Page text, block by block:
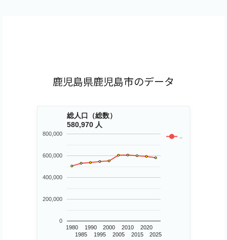
鹿児島県鹿児島市のデータ
総人口（総数）
580,970 人
..
1980
1985
1990
1995
2000
2005
2010
2015
2020
2025
0
200,000
400,000
600,000
800,000